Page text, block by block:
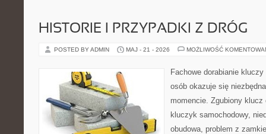
HISTORIE I PRZYPADKI Z DRÓG
POSTED BY ADMIN MAJ - 21 - 2026 MOŻLIWOŚĆ
Fachowe dorabianie
osób okazuje się
momencie. Zgubiony
kluczyk samochodowy,
obudowa, problem z